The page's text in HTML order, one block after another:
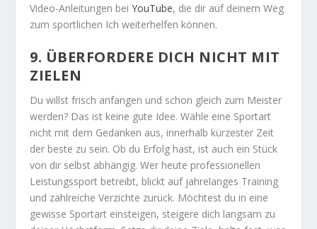
Video-Anleitungen beiYouTube, die dir auf deinem Weg
zum sportlichen Ich weiterhelfen können.
9. ÜBERFORDERE DICH NICHT MIT
ZIELEN
Du willst frisch anfangen und schon gleich zum Meister
werden? Das ist keine gute Idee. Wähle eine Sportart
nicht mit dem Gedanken aus, innerhalb kürzester Zeit
der beste zu sein. Ob du Erfolg hast, ist auch ein Stück
von dir selbst abhängig. Wer heute professionellen
Leistungssport betreibt, blickt auf jahrelanges Training
und zahlreiche Verzichte zurück. Möchtest du in eine
gewisse Sportart einsteigen, steigere dich langsam zu